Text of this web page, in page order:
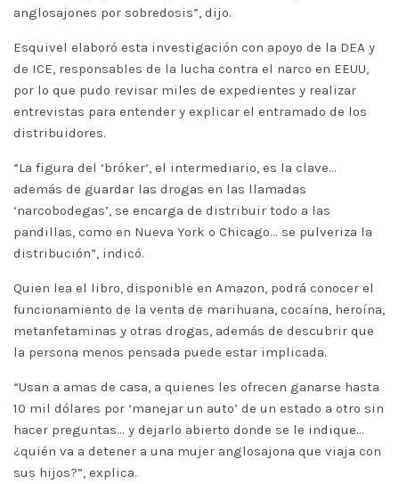
anglosajones por sobredosis”, dijo.
Esquivel elaboró esta investigación con apoyo de la DEA y
de ICE, responsables de la lucha contra el narco en EEUU,
por lo que pudo revisar miles de expedientes y realizar
entrevistas para entender y explicar el entramado de los
distribuidores.
“La figura del ‘bróker’, el intermediario, es la clave…
además de guardar las drogas en las llamadas
‘narcobodegas’, se encarga de distribuir todo a las
pandillas, como en Nueva York o Chicago… se pulveriza la
distribución”, indicó.
Quien lea el libro, disponible en Amazon, podrá conocer el
funcionamiento de la venta de marihuana, cocaína, heroína,
metanfetaminas y otras drogas, además de descubrir que
la persona menos pensada puede estar implicada.
“Usan a amas de casa, a quienes les ofrecen ganarse hasta
10 mil dólares por ‘manejar un auto’ de un estado a otro sin
hacer preguntas… y dejarlo abierto donde se le indique…
¿quién va a detener a una mujer anglosajona que viaja con
sus hijos?”, explica.